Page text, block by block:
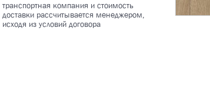
транспортная компания и стоимость
доставки рассчитывается менеджером,
исходя из условий договора